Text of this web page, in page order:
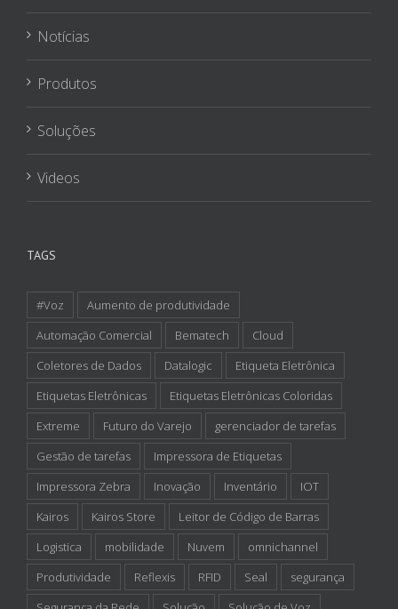
Notícias
Produtos
Soluções
Videos
TAGS
#Voz
Aumento de produtividade
Automação Comercial
Bematech
Cloud
Coletores de Dados
Datalogic
Etiqueta Eletrônica
Etiquetas Eletrônicas
Etiquetas Eletrônicas Coloridas
Extreme
Futuro do Varejo
gerenciador de tarefas
Gestão de tarefas
Impressora de Etiquetas
Impressora Zebra
Inovação Inventário
IOT
Kairos
Kairos Store
Leitor de Código de Barras
Logistica
mobilidade Nuvem
omnichannel
Produtividade
Reflexis RFID Seal
segurança